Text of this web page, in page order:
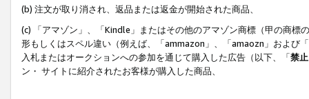
(b) 注文が取り消され、返品または返金が開始された商品、
(c) 「アマゾン」、「Kindle」またはその他のアマゾン商標（甲の商
形もしくはスペル違い（例えば、「ammazon」、「amaozn」および
入札またはオークションへの参加を通じて購入した広告（以下、「禁
ン・ サイトに紹介されたお客様が購入した商品、